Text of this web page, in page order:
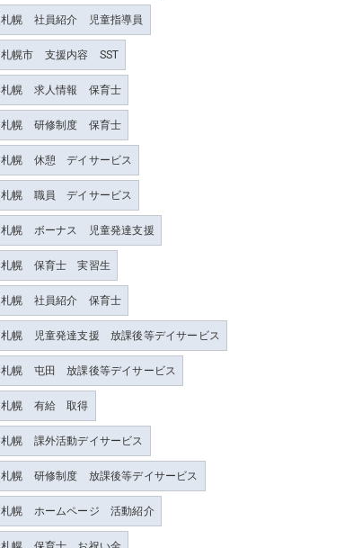
札幌 社員紹介 児童指導員
札幌市 支援内容 SST
札幌 求人情報 保育士
札幌 研修制度 保育士
札幌 休憩 デイサービス
札幌 職員 デイサービス
札幌 ボーナス 児童発達支援
札幌 保育士 実習生
札幌 社員紹介 保育士
札幌 児童発達支援 放課後等デイサービス
札幌 屯田 放課後等デイサービス
札幌 有給 取得
札幌 課外活動デイサービス
札幌 研修制度 放課後等デイサービス
札幌 ホームページ 活動紹介